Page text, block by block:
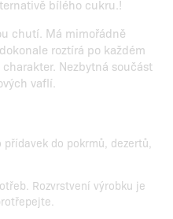
bílého cukru.!
chutí. Má mimořádně
roztírá po každém
Nezbytná součást
vaflí.
do pokrmů, dezertů,
Rozvrstvení výrobku je